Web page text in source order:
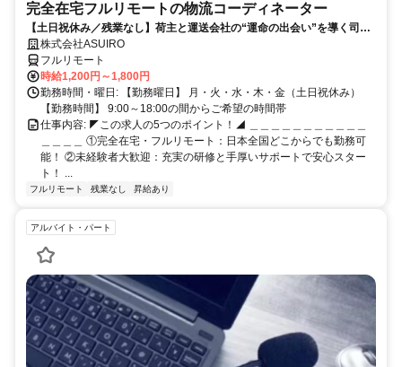
完全在宅フルリモートの物流コーディネーター
【土日祝休み／残業なし】荷主と運送会社の“運命の出会い”を導く司令
塔 株式会社ASUIRO
フルリモート
時給1,200円～1,800円
勤務時間・曜日: 【勤務曜日】 月・火・水・木・金（土日祝休み）
【勤務時間】 9:00～18:00の間からご希望の時間帯
仕事内容: ◤この求人の5つのポイント！◢ ＿＿＿＿＿＿＿＿＿＿＿
＿＿＿＿ ①完全在宅・フルリモート：日本全国どこからでも勤務可
能！ ②未経験者大歓迎：充実の研修と手厚いサポートで安心スター
ト！ ...
フルリモート 残業なし 昇給あり
アルバイト・パート